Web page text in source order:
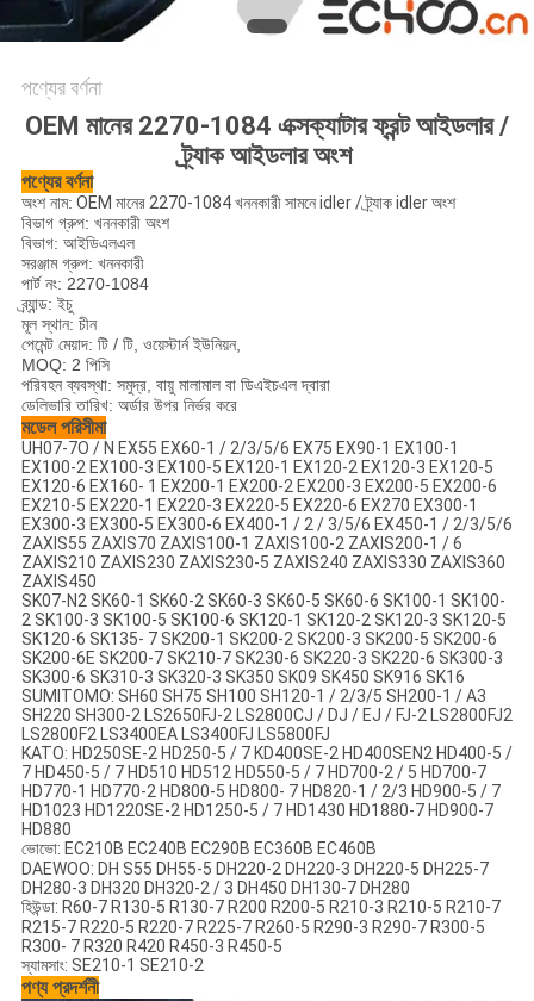
পণ্যের বর্ণনা
OEM মানের 2270-1084 এক্সক্যাটার ফ্রন্ট আইডলার /
ট্র্যাক আইডলার অংশ
পণ্যের বর্ণনা
অংশ নাম: OEM মানের 2270-1084 খননকারী সামনে idler / ট্র্যাক idler অংশ
বিভাগ গ্রুপ: খননকারী অংশ
বিভাগ: আইডিএলএল
সরঞ্জাম গ্রুপ: খননকারী
পার্ট নং: 2270-1084
ব্র্যান্ড: ইচু
মূল স্থান: চীন
পেমেন্ট মেয়াদ: টি / টি, ওয়েস্টার্ন ইউনিয়ন,
MOQ: 2 পিসি
পরিবহন ব্যবস্থা: সমুদ্র, বায়ু মালামাল বা ডিএইচএল দ্বারা
ডেলিভারি তারিখ: অর্ডার উপর নির্ভর করে
মডেল পরিসীমা
UH07-7O / N EX55 EX60-1 / 2/3/5/6 EX75 EX90-1 EX100-1
EX100-2 EX100-3 EX100-5 EX120-1 EX120-2 EX120-3 EX120-5
EX120-6 EX160- 1 EX200-1 EX200-2 EX200-3 EX200-5 EX200-6
EX210-5 EX220-1 EX220-3 EX220-5 EX220-6 EX270 EX300-1
EX300-3 EX300-5 EX300-6 EX400-1 / 2 / 3/5/6 EX450-1 / 2/3/5/6
ZAXIS55 ZAXIS70 ZAXIS100-1 ZAXIS100-2 ZAXIS200-1 / 6
ZAXIS210 ZAXIS230 ZAXIS230-5 ZAXIS240 ZAXIS330 ZAXIS360
ZAXIS450
SK07-N2 SK60-1 SK60-2 SK60-3 SK60-5 SK60-6 SK100-1 SK100-
2 SK100-3 SK100-5 SK100-6 SK120-1 SK120-2 SK120-3 SK120-5
SK120-6 SK135- 7 SK200-1 SK200-2 SK200-3 SK200-5 SK200-6
SK200-6E SK200-7 SK210-7 SK230-6 SK220-3 SK220-6 SK300-3
SK300-6 SK310-3 SK320-3 SK350 SK09 SK450 SK916 SK16
SUMITOMO: SH60 SH75 SH100 SH120-1 / 2/3/5 SH200-1 / A3
SH220 SH300-2 LS2650FJ-2 LS2800CJ / DJ / EJ / FJ-2 LS2800FJ2
LS2800F2 LS3400EA LS3400FJ LS5800FJ
KATO: HD250SE-2 HD250-5 / 7 KD400SE-2 HD400SEN2 HD400-5 /
7 HD450-5 / 7 HD510 HD512 HD550-5 / 7 HD700-2 / 5 HD700-7
HD770-1 HD770-2 HD800-5 HD800- 7 HD820-1 / 2/3 HD900-5 / 7
HD1023 HD1220SE-2 HD1250-5 / 7 HD1430 HD1880-7 HD900-7
HD880
ভোভো: EC210B EC240B EC290B EC360B EC460B
DAEWOO: DH S55 DH55-5 DH220-2 DH220-3 DH220-5 DH225-7
DH280-3 DH320 DH320-2 / 3 DH450 DH130-7 DH280
হিউন্ডা: R60-7 R130-5 R130-7 R200 R200-5 R210-3 R210-5 R210-7
R215-7 R220-5 R220-7 R225-7 R260-5 R290-3 R290-7 R300-5
R300- 7 R320 R420 R450-3 R450-5
স্যামসাং: SE210-1 SE210-2
পণ্য প্রদর্শনী